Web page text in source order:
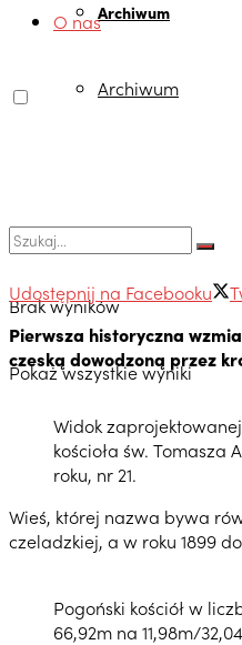
Archiwum
O nas
Archiwum
Brak wyników
Pokaż wszystkie wyniki
Udostępnij na Facebooku
Pierwsza historyczna
czeską dowodzoną przez
Widok
kościoła św. Tomasza
roku, nr 21.
Wieś, której nazwa bywa
czeladzkiej, a w roku 1899
Pogoński kościół w
66,92m na 11,98m/